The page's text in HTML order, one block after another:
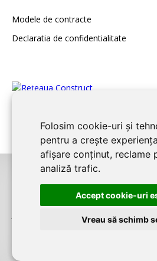
Folosim cookie-uri și
pentru a crește
afișare conținut, reclame
analiză trafic.
Accept cookie-uri
Vreau să schimb
Modele de contracte
Declaratia de confidentialitate
pentru firme. Proiect digital dezvoltat de
J12/4191/2006, RO19492087